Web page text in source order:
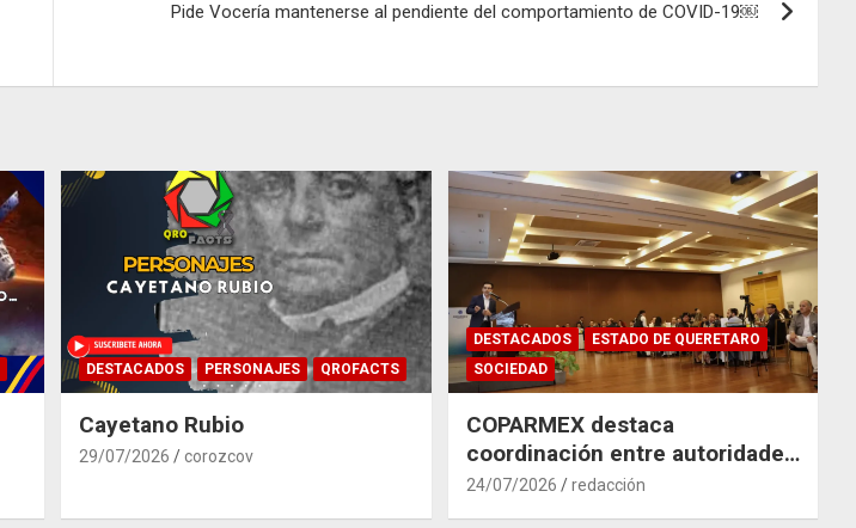
Pide Vocería mantenerse al pendiente del comportamiento de COVID-19￼
DESTACADOS PERSONAJES QROFACTS
Cayetano Rubio
29/07/2026 corozcov
DESTACADOS
ESTADO DE QUERETARO
SOCIEDAD
COPARMEX destaca
coordinación entre autoridades
y empresas para mitigar el
24/07/2026 redacción